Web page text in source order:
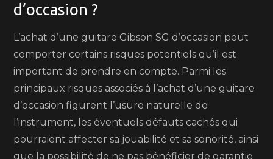
d’occasion ?
L’achat d’une guitare Gibson SG d’occasion peut
comporter certains risques potentiels qu’il est
important de prendre en compte. Parmi les
principaux risques associés à l’achat d’une guitare
d’occasion figurent l’usure naturelle de
l’instrument, les éventuels défauts cachés qui
pourraient affecter sa jouabilité et sa sonorité, ainsi
que la possibilité de ne pas bénéficier de garantie